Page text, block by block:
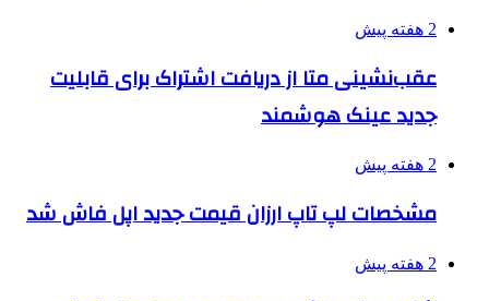
2 هفته پیش
عقب‌نشینی متا از دریافت اشتراک برای قابلیت
جدید عینک هوشمند
2 هفته پیش
مشخصات لپ تاپ ارزان قیمت جدید اپل فاش شد
2 هفته پیش